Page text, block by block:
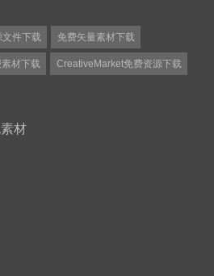
件下载 免费矢量素材下载
材下载 CreativeMarket免费资源下载
材